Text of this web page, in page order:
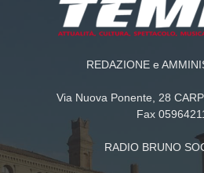
REDAZIONE e
Via Nuova Ponente, 28
Fax
RADIO BRUNO